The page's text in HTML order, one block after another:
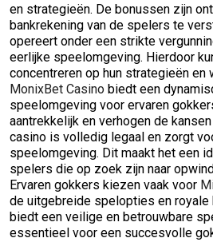
en strategieën. De bonussen zijn
bankrekening van de spelers te
opereert onder een strikte
eerlijke speelomgeving. Hierdoor
concentreren op hun strategieën en
MonixBet Casino biedt een
speelomgeving voor ervaren
aantrekkelijk en verhogen de
casino is volledig legaal en zorgt
speelomgeving. Dit maakt het een
spelers die op zoek zijn naar
Ervaren gokkers kiezen vaak voor
de uitgebreide spelopties en royale
biedt een veilige en betrouwbare
essentieel voor een succesvolle